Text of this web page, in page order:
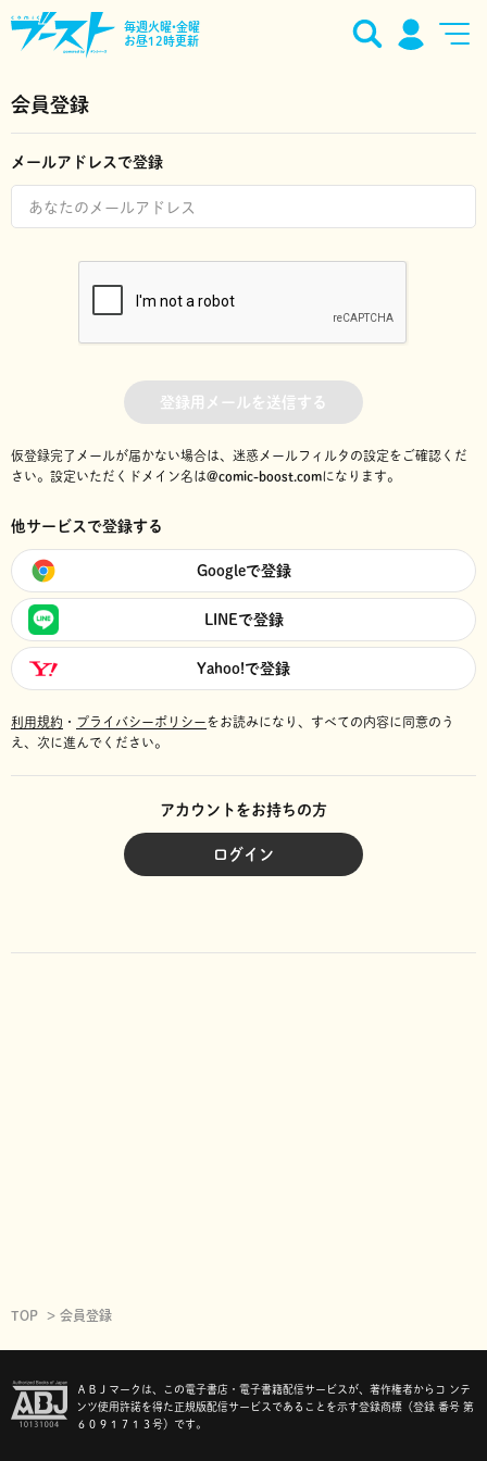
毎週火曜•金曜
お昼12時更新
会員登録
メールアドレスで登録
登録用メールを送信する
仮登録完了メールが届かない場合は、迷惑メールフィルタの設定をご確認くだ
さい。 設定いただくドメイン名は@comic-boost.comになります。
他サービスで登録する
Googleで登録
LINEで登録
Yahoo!で登録
利用規約 ・ プライバシーポリシーをお読みになり、 すべての内容に同意のう
え、次に進んでください。
アカウントをお持ちの方
ログイン
TOP 会員登録
ＡＢＪマークは、この電子書店・電子書籍配信サービスが、著作権者からコ ンテ
ンツ使用許諾を得た正規版配信サービスであることを示す登録商標（登録 番号 第
６０９１７１３号）です。